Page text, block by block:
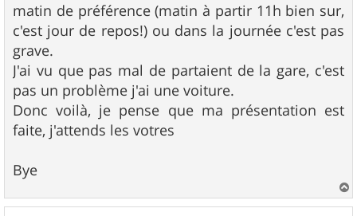
matin de préférence (matin à partir 11h bien sur,
c'est jour de repos!) ou dans la journée c'est pas
grave.
J'ai vu que pas mal de partaient de la gare, c'est
pas un problème j'ai une voiture.
Donc voilà, je pense que ma présentation est
faite, j'attends les votres
Bye
a